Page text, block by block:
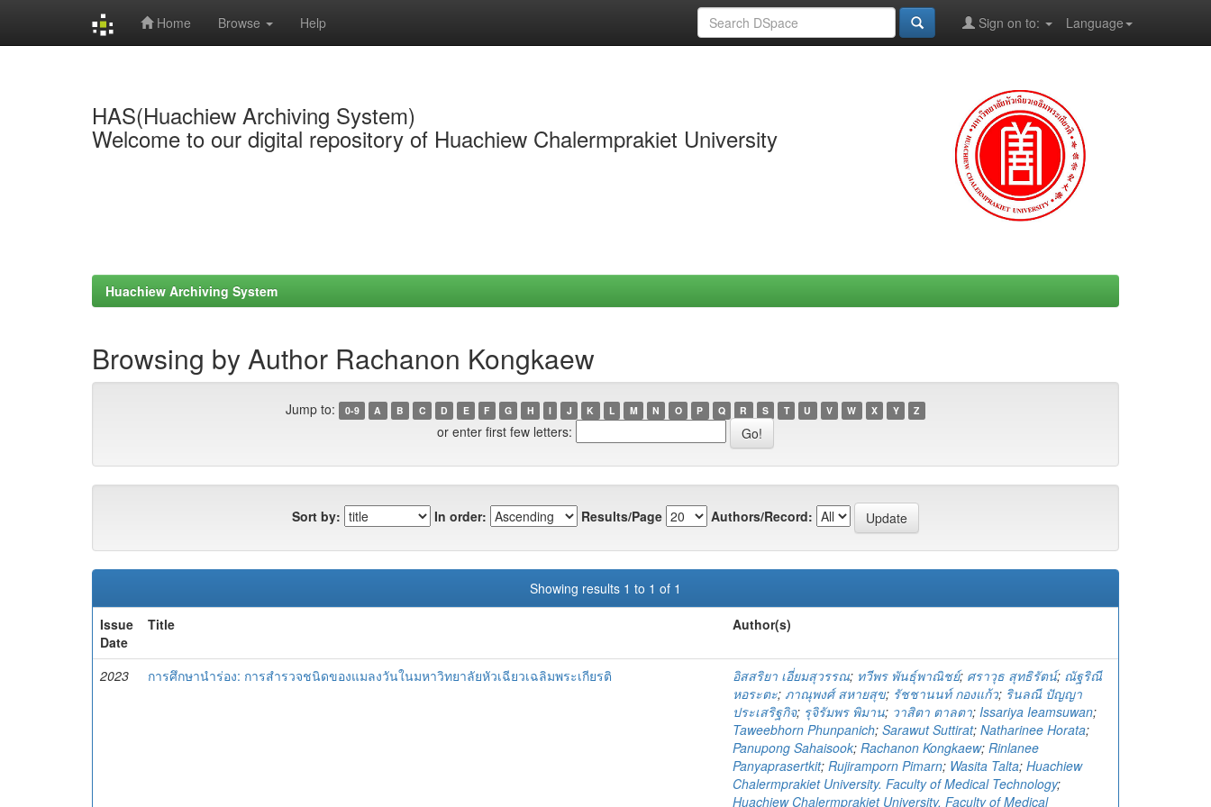
Home Browse Help Language
Sign on to:
HAS(Huachiew Archiving System)
Welcome to our digital repository of Huachiew Chalermprakiet University
Huachiew Archiving System
Browsing by Author Rachanon Kongkaew
Jump to: 0-9 A B C D E F G H I J K L M N O P Q R S T U V W X Y Z
or enter first few letters:
Sort by: In order: Results/Page Authors/Record:
Showing results 1 to 1 of 1
Issue
Date
Title Author(s)
2023 การศึกษานำร่อง: การสำรวจชนิดของแมลงวันในมหาวิทยาลัยหัวเฉียวเฉลิมพระเกียรติ อิสสริยา เอี่ยมสุวรรณ; ทวีพร พันธุ์พาณิชย์; ศราวุธ สุทธิรัตน์; ณัฐริณี
หอระตะ; ภาณุพงศ์ สหายสุข; รัชชานนท์ กองแก้ว; รินลณี ปัญญา
ประเสริฐกิจ; รุจิรัมพร พิมาน; วาสิตา ตาลตา; Issariya Ieamsuwan;
Taweebhorn Phunpanich; Sarawut Suttirat; Natharinee Horata;
Panupong Sahaisook; Rachanon Kongkaew; Rinlanee
Panyaprasertkit; Rujiramporn Pimarn; Wasita Talta; Huachiew
Chalermprakiet University. Faculty of Medical Technology;
Huachiew Chalermprakiet University. Faculty of Medical